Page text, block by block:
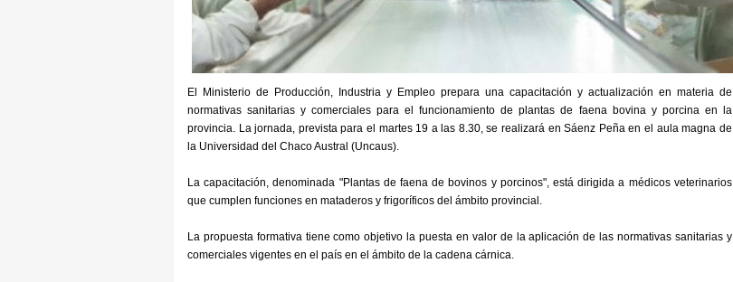
El Ministerio de Producción, Industria y Empleo prepara una capacitación y actualización en materia de
normativas sanitarias y comerciales para el funcionamiento de plantas de faena bovina y porcina en la
provincia. La jornada, prevista para el martes 19 a las 8.30, se realizará en Sáenz Peña en el aula magna de
la Universidad del Chaco Austral (Uncaus).
La capacitación, denominada "Plantas de faena de bovinos y porcinos", está dirigida a médicos veterinarios
que cumplen funciones en mataderos y frigoríficos del ámbito provincial.
La propuesta formativa tiene como objetivo la puesta en valor de la aplicación de las normativas sanitarias y
comerciales vigentes en el país en el ámbito de la cadena cárnica.